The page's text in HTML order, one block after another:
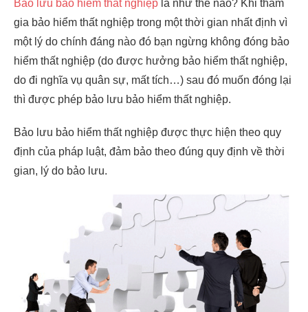
Bảo lưu bảo hiểm thất nghiệp là như thế nào? Khi tham
gia bảo hiểm thất nghiệp trong một thời gian nhất định vì
một lý do chính đáng nào đó bạn ngừng không đóng bảo
hiểm thất nghiệp (do được hưởng bảo hiểm thất nghiệp,
do đi nghĩa vụ quân sự, mất tích…) sau đó muốn đóng lại
thì được phép bảo lưu bảo hiểm thất nghiệp.
Bảo lưu bảo hiểm thất nghiệp được thực hiện theo quy
định của pháp luật, đảm bảo theo đúng quy định về thời
gian, lý do bảo lưu.